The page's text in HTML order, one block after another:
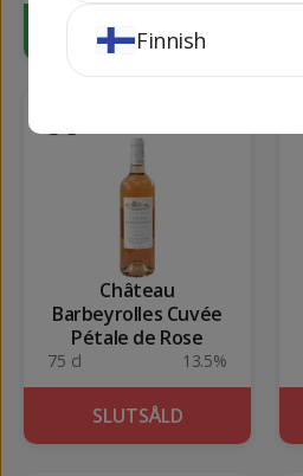
KÖP
Château
Barbeyrolles Cuvée
Pétale de Rose
75 cl 13.5%
SLUTSÅLD
Finnish